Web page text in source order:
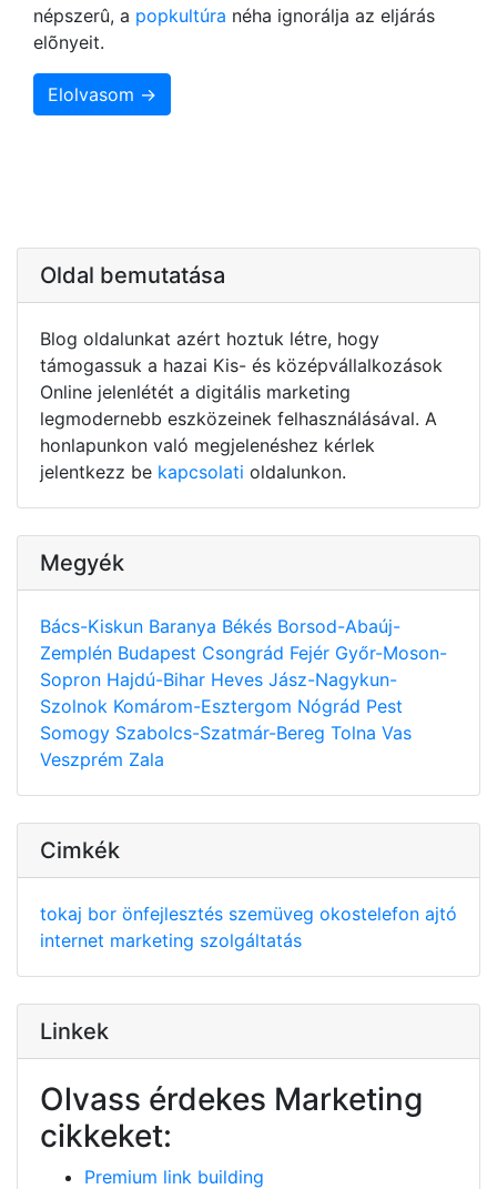
népszerû, a popkultúra néha ignorálja az eljárás
elõnyeit.
Elolvasom →
Oldal bemutatása
Blog oldalunkat azért hoztuk létre, hogy
támogassuk a hazai Kis- és középvállalkozások
Online jelenlétét a digitális marketing
legmodernebb eszközeinek felhasználásával. A
honlapunkon való megjelenéshez kérlek
jelentkezz be kapcsolati oldalunkon.
Megyék
Bács-Kiskun Baranya Békés Borsod-Abaúj-
Zemplén Budapest Csongrád Fejér Győr-Moson-
Sopron Hajdú-Bihar Heves Jász-Nagykun-
Szolnok Komárom-Esztergom Nógrád Pest
Somogy Szabolcs-Szatmár-Bereg Tolna Vas
Veszprém Zala
Cimkék
tokaj bor önfejlesztés szemüveg okostelefon ajtó
internet marketing szolgáltatás
Linkek
Olvass érdekes Marketing
cikkeket:
Premium link building